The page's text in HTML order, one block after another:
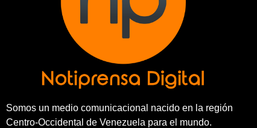
Somos un medio comunicacional nacido en la región
Centro-Occidental de Venezuela para el mundo.